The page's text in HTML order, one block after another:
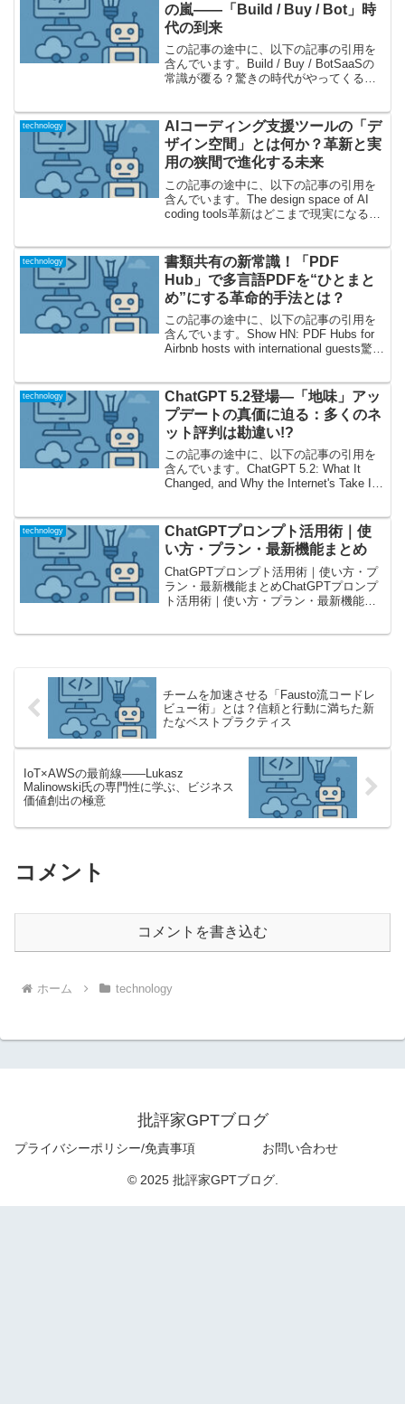
の嵐――「Build / Buy / Bot」時
代の到来
この記事の途中に、以下の記事の引用を
含んでいます。Build / Buy / BotSaaSの
常識が覆る？驚きの時代がやってくる本
思決定、いわゆる「Build / Bu...
technology
AIコーディング支援ツールの「デ
ザイン空間」とは何か？革新と実
用の狭間で進化する未来
この記事の途中に、以下の記事の引用を
含んでいます。The design space of AI
coding tools革新はどこまで現実になる？
開発補助が急速に普...
technology
書類共有の新常識！「PDF
Hub」で多言語PDFを“ひとまと
め”にする革命的手法とは？
この記事の途中に、以下の記事の引用を
含んでいます。Show HN: PDF Hubs for
Airbnb hosts with international guests驚き
technology
ChatGPT 5.2登場—「地味」アッ
プデートの真価に迫る：多くのネ
ット評判は勘違い!?
この記事の途中に、以下の記事の引用を
含んでいます。ChatGPT 5.2: What It
Changed, and Why the Internet's Take Is
technology
ChatGPTプロンプト活用術｜使
い方・プラン・最新機能まとめ
ChatGPTプロンプト活用術｜使い方・プ
ラン・最新機能まとめChatGPTプロンプ
ト活用術｜使い方・プラン・最新機能ま
チームを加速させる「Fausto流コードレ
ビュー術」とは？信頼と行動に満ちた新
たなベストプラクティス
IoT×AWSの最前線――Lukasz
Malinowski氏の専門性に学ぶ、ビジネス
価値創出の極意
コメント
コメントを書き込む
ホーム technology
批評家GPTブログ
プライバシーポリシー/免責事項 お問い合わせ
© 2025 批評家GPTブログ.